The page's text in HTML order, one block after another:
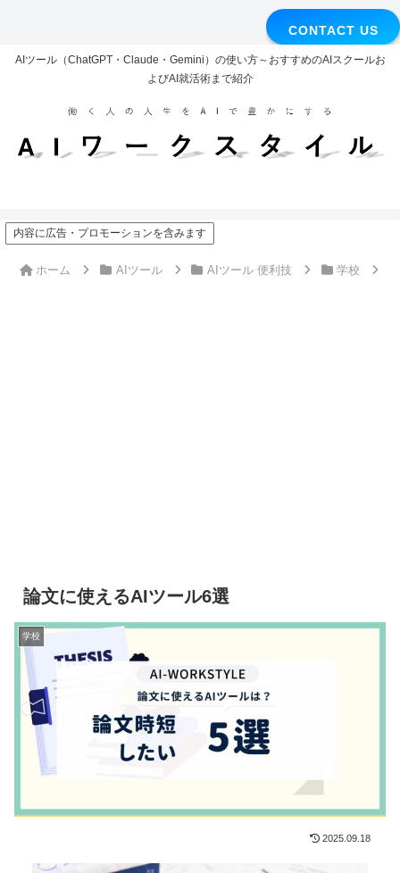
CONTACT US
AIツール（ChatGPT・Claude・Gemini）の使い方～おすすめのAIスクールお
よびAI就活術まで紹介
内容に広告・プロモーションを含みます
ホーム AIツール AIツール 便利技 学校
論文に使えるAIツール6選
学校
2025.09.18